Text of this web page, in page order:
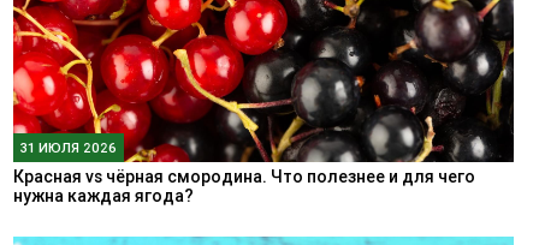
31 ИЮЛЯ 2026
Красная vs чёрная смородина. Что полезнее и для чего
нужна каждая ягода?